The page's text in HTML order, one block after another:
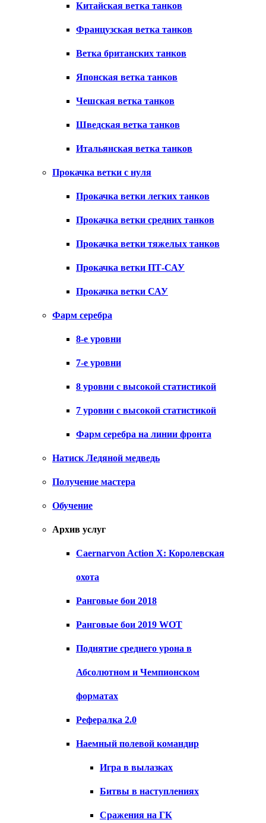
Китайская ветка танков
Французская ветка танков
Ветка британских танков
Японская ветка танков
Чешская ветка танков
Шведская ветка танков
Итальянская ветка танков
Прокачка ветки с нуля
Прокачка ветки легких танков
Прокачка ветки средних танков
Прокачка ветки тяжелых танков
Прокачка ветки ПТ-САУ
Прокачка ветки САУ
Фарм серебра
8-е уровни
7-е уровни
8 уровни с высокой статистикой
7 уровни с высокой статистикой
Фарм серебра на линии фронта
Натиск Ледяной медведь
Получение мастера
Обучение
Архив услуг
Caernarvon Action X: Королевская
охота
Ранговые бои 2018
Ранговые бои 2019 WOT
Поднятие среднего урона в
Абсолютном и Чемпионском
форматах
Рефералка 2.0
Наемный полевой командир
Игра в вылазках
Битвы в наступлениях
Сражения на ГК